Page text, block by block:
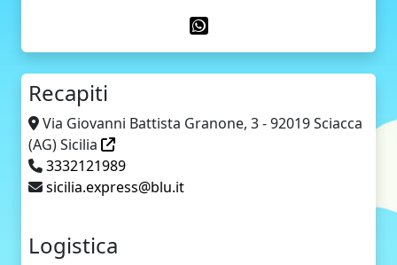
Recapiti
Via Giovanni Battista Granone, 3 - 92019 Sciacca
(AG) Sicilia
3332121989
sicilia.express@blu.it
Logistica